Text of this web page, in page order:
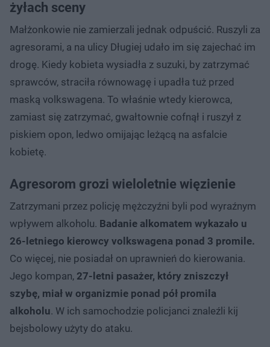
żyłach sceny
Małżonkowie nie zamierzali jednak odpuścić. Ruszyli za
agresorami, a na ulicy Długiej udało im się zajechać im
drogę. Kiedy kobieta wysiadła z suzuki, by zatrzymać
sprawców, straciła równowagę i upadła tuż przed
maską volkswagena. To właśnie wtedy kierowca,
zamiast się zatrzymać, gwałtownie cofnął i ruszył z
piskiem opon, ledwo omijając leżącą na asfalcie
kobietę.
Agresorom grozi wieloletnie więzienie
Zatrzymani przez policję mężczyźni byli pod wyraźnym
wpływem alkoholu. Badanie alkomatem wykazało u
26-letniego kierowcy volkswagena ponad 3 promile.
Co więcej, nie posiadał on uprawnień do kierowania.
Jego kompan, 27-letni pasażer, który zniszczył
szybę, miał w organizmie ponad pół promila
alkoholu. W ich samochodzie policjanci znaleźli kij
bejsbolowy użyty do ataku.